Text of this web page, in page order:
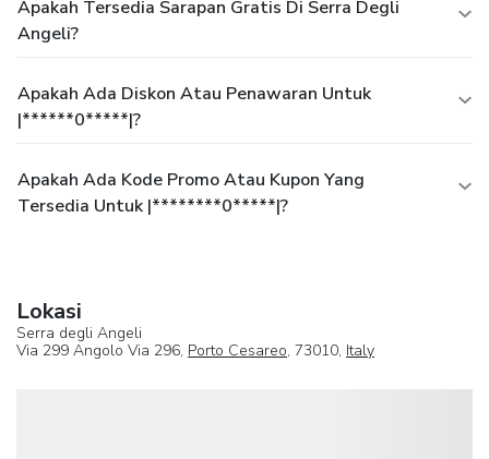
Apakah Tersedia Sarapan Gratis Di Serra Degli
Angeli?
Apakah Ada Diskon Atau Penawaran Untuk
|******0*****|?
Apakah Ada Kode Promo Atau Kupon Yang
Tersedia Untuk |********0*****|?
Lokasi
Serra degli Angeli
Via 299 Angolo Via 296, Porto Cesareo, 73010, Italy